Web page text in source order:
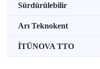
Sürdürülebilir
Arı Teknokent
İTÜNOVA TTO